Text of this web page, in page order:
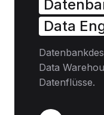
Data
Data
Datenflüsse.